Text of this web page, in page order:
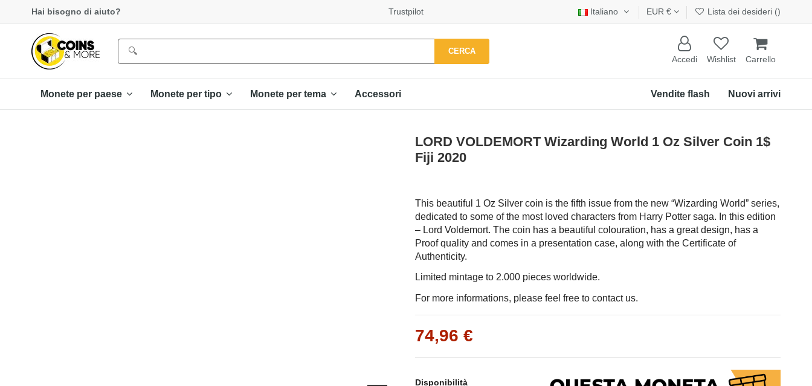
Hai bisogno di aiuto? Trustpilot Italiano EUR € Lista dei desideri ()
CERCA
Accedi Wishlist Carrello
Monete per paese Monete per tipo Monete per tema Accessori Nuovi arrivi
Vendite flash
LORD VOLDEMORT Wizarding World 1 Oz Silver Coin 1$
Fiji 2020
This beautiful 1 Oz Silver coin is the fifth issue from the new “Wizarding World” series,
dedicated to some of the most loved characters from Harry Potter saga. In this edition
– Lord Voldemort. The coin has a beautiful colouration, has a great design, has a
Proof quality and comes in a presentation case, along with the Certificate of
Authenticity.
Limited mintage to 2.000 pieces worldwide.
For more informations, please feel free to contact us.
74,96 €
Disponibilità